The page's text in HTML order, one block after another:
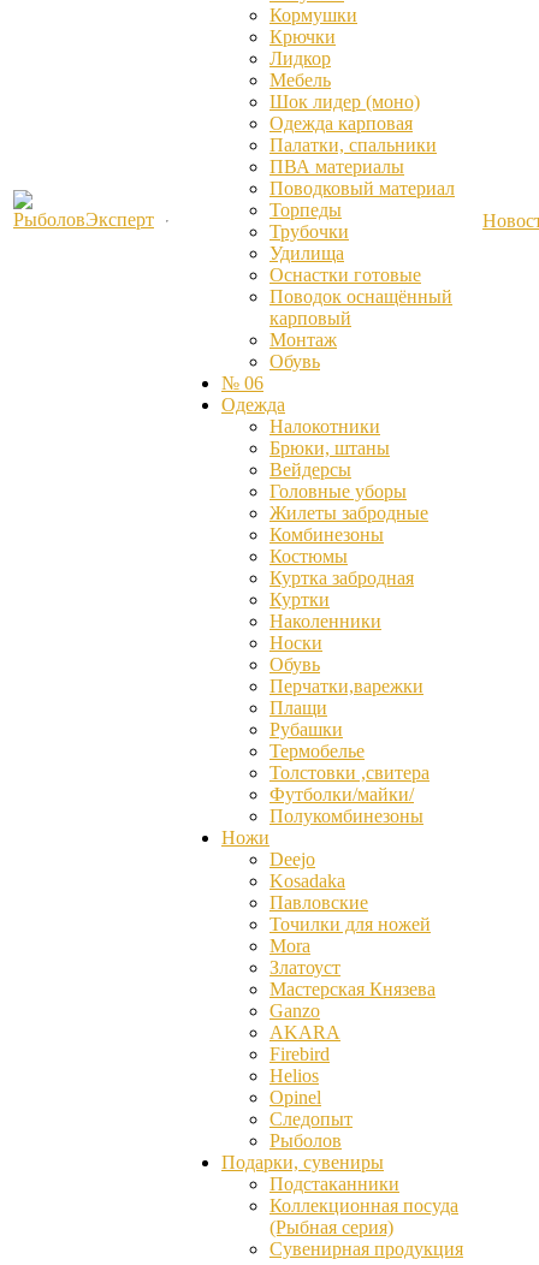
Кормушки
Крючки
Лидкор
Мебель
Шок лидер (моно)
Одежда карповая
Палатки, спальники
ПВА материалы
Поводковый материал
Торпеды
Трубочки
Удилища
Оснастки готовые
Поводок оснащённый
карповый
Монтаж
Обувь
№ 06
Одежда
Налокотники
Брюки, штаны
Вейдерсы
Головные уборы
Жилеты забродные
Комбинезоны
Костюмы
Куртка забродная
Куртки
Наколенники
Носки
Обувь
Перчатки,варежки
Плащи
Рубашки
Термобелье
Толстовки ,свитера
Футболки/майки/
Полукомбинезоны
Ножи
Deejo
Kosadaka
Павловские
Точилки для ножей
Mora
Златоуст
Мастерская Князева
Ganzо
AKARA
Firebird
Helios
Opinel
Следопыт
Рыболов
Подарки, сувениры
Подстаканники
Коллекционная посуда
(Рыбная серия)
Сувенирная продукция